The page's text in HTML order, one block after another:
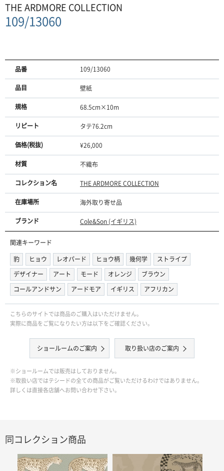
THE ARDMORE COLLECTION
109/13060
品番 109/13060
品目 壁紙
規格 68.5cm×10m
リピート タテ76.2cm
価格(税抜) ¥26,000
材質 不織布
コレクション名 THE ARDMORE COLLECTION
在庫場所 海外取り寄せ品
ブランド Cole&Son (イギリス)
関連キーワード
豹
ヒョウ レオパード ヒョウ柄 幾何学
ストライプ
デザイナー
アート モード オレンジ
ブラウン
コールアンドサン
アードモア イギリス アフリカン
こちらのサイトでは商品のご購入はいただけません。
実際に商品をご覧になりたい方は以下をご確認ください。
ショールームのご案内 取り扱い店のご案内
※ショールームでは販売はしておりません。
※取扱い店ではテシードの全ての商品がご覧いただけるわけではありません。
詳しくは直接各店舗へお問い合わせ下さい。
同コレクション商品